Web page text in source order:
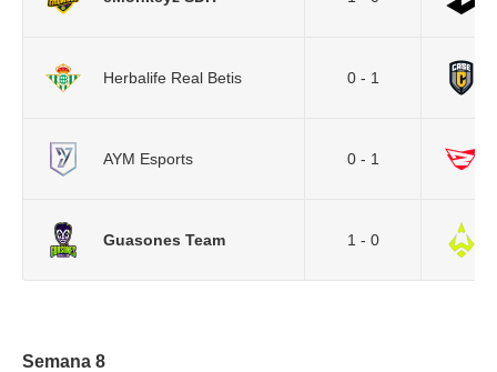
Herbalife Real Betis 0 - 1
AYM Esports 0 - 1
Guasones Team 1 - 0
Semana 8